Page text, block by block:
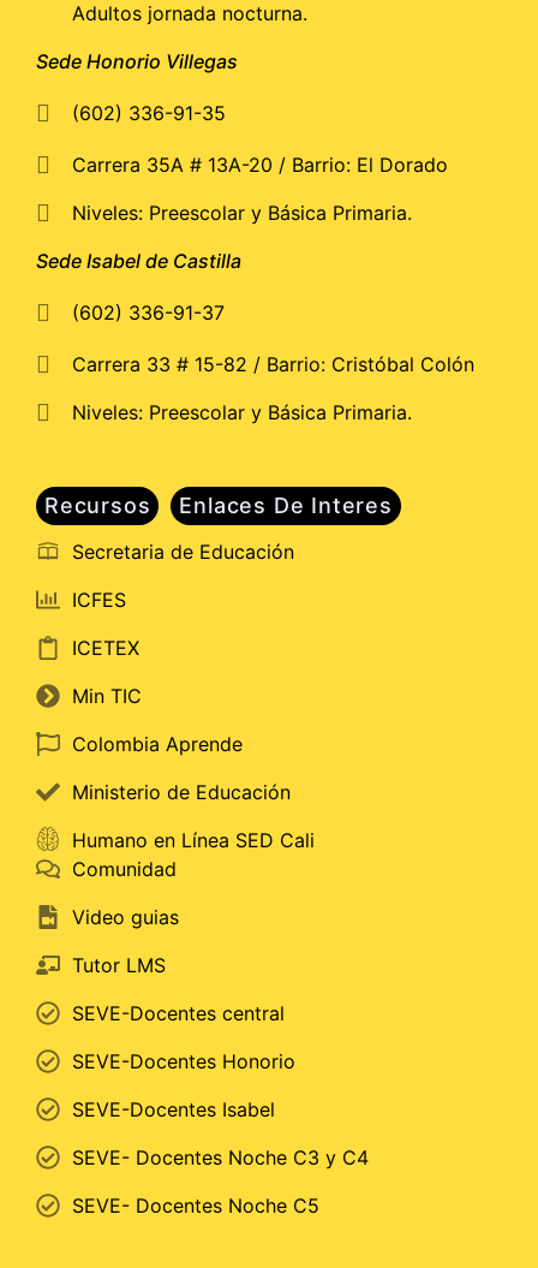
Adultos jornada nocturna.
Sede Honorio Villegas
(602) 336-91-35
Carrera 35A # 13A-20 / Barrio: El Dorado
Niveles: Preescolar y Básica Primaria.
Sede Isabel de Castilla
(602) 336-91-37
Carrera 33 # 15-82 / Barrio: Cristóbal Colón
Niveles: Preescolar y Básica Primaria.
Recursos Enlaces De Interes
Secretaria de Educación
ICFES
ICETEX
Min TIC
Colombia Aprende
Ministerio de Educación
Humano en Línea SED Cali
Comunidad
Video guias
Tutor LMS
SEVE-Docentes central
SEVE-Docentes Honorio
SEVE-Docentes Isabel
SEVE- Docentes Noche C3 y C4
SEVE- Docentes Noche C5